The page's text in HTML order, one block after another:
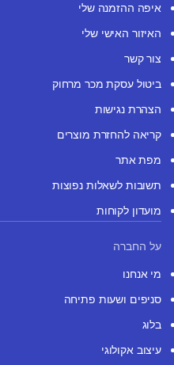
איפה ההזמנה שלי
האיזור האישי שלי
צור קשר
ביטול עסקת מכר מרחוק
הצהרת נגישות
קריאה להחזרת מוצרים
מפת אתר
תשובות לשאלות נפוצות
מועדון לקוחות
על החברה
מי אנחנו
סניפים ושעות פתיחה
בלוג
עיצוב אקולוגי